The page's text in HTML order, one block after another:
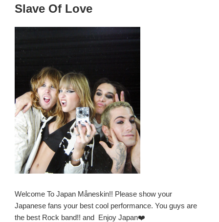
Slave Of Love
Welcome To Japan Måneskin!! Please show your
Japanese fans your best cool performance. You guys are
the best Rock band!! and Enjoy Japan❤️